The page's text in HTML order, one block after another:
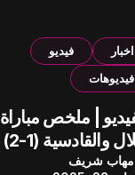
اخبار
فيديو
فيديوهات
| ملخص مباراة
الهلال والقادسية (1-2)
السعودي
مهاب شريف